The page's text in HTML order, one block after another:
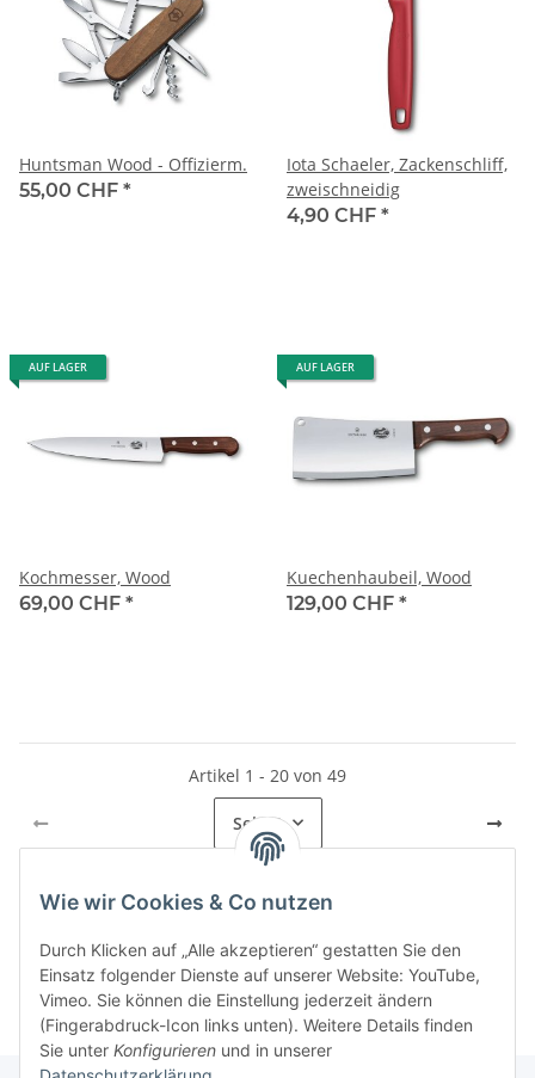
Huntsman Wood - Offizierm.
55,00 CHF *
Iota Schaeler, Zackenschliff,
zweischneidig
4,90 CHF *
AUF LAGER
Kochmesser, Wood
69,00 CHF *
AUF LAGER
Kuechenhaubeil, Wood
129,00 CHF *
Artikel 1 - 20 von 49
Seite1
Kategorien
Wie wir Cookies & Co nutzen
Durch Klicken auf „Alle akzeptieren“ gestatten Sie den
Einsatz folgender Dienste auf unserer Website: YouTube,
Vimeo. Sie können die Einstellung jederzeit ändern
(Fingerabdruck-Icon links unten). Weitere Details finden
Sie unter Konfigurieren und in unserer